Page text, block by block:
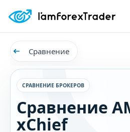
Сравнение
СРАВНЕНИЕ БРОКЕРОВ
Сравнение
xChief